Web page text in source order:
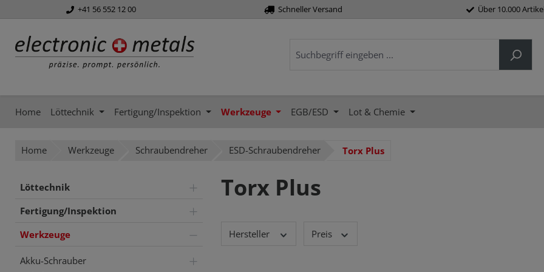
Zur Hauptnavigation springen
+41 56 552 12 00 Schneller Versand Über 10.000 Artikel
Home Löttechnik Fertigung/Inspektion Werkzeuge EGB/ESD Lot & Chemie
Home Werkzeuge Schraubendreher ESD-Schraubendreher Torx Plus
Löttechnik
Fertigung/Inspektion
Werkzeuge
Akku-Schrauber
Torx Plus
Hersteller Preis